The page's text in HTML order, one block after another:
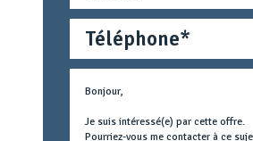
Téléphone
Métier
concerné